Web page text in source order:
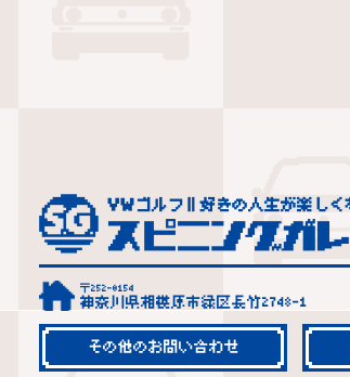
〒252-0154
神奈川県相模原市緑区長竹2748-1
その他のお問い合わせ